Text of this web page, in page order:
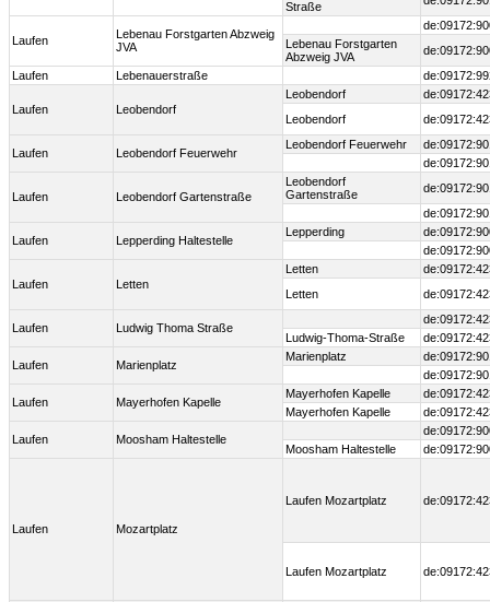
Straße
Laufen
Lebenau Forstgarten Abzweig
JVA
Lebenau Forstgarten
Abzweig JVA
Laufen
Lebenauerstraße
Laufen Leobendorf
Leobendorf
Leobendorf
Laufen Leobendorf Feuerwehr
Leobendorf Feuerwehr
Laufen Leobendorf Gartenstraße
Leobendorf
Gartenstraße
Laufen Lepperding Haltestelle
Lepperding
Laufen Letten
Letten
Letten
Laufen Ludwig Thoma Straße
Ludwig-Thoma-Straße
Laufen Marienplatz
Marienplatz
Laufen Mayerhofen Kapelle
Mayerhofen Kapelle
Mayerhofen Kapelle
Laufen Moosham Haltestelle
Moosham Haltestelle
Laufen Mozartplatz
Laufen Mozartplatz
Laufen Mozartplatz